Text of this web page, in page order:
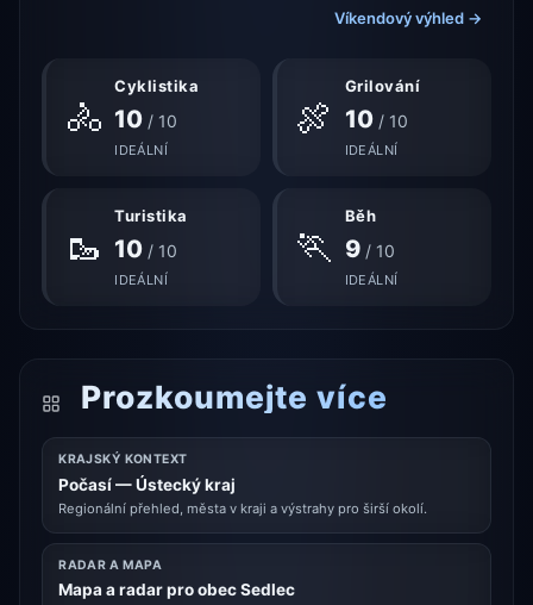
Víkendový výhled →
🚴
Cyklistika
10 / 10
IDEÁLNÍ
🍖
Grilování
10/ 10
IDEÁLNÍ
🥾
Turistika
10 / 10
IDEÁLNÍ
🏃
Běh
9/ 10
IDEÁLNÍ
Prozkoumejte více
KRAJSKÝ KONTEXT
Počasí — Ústecký kraj
Regionální přehled, města v kraji a výstrahy pro širší okolí.
RADAR A MAPA
Mapa a radar pro obec Sedlec